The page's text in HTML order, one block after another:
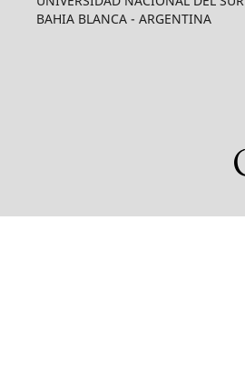
BAHIA BLANCA - ARGENTINA